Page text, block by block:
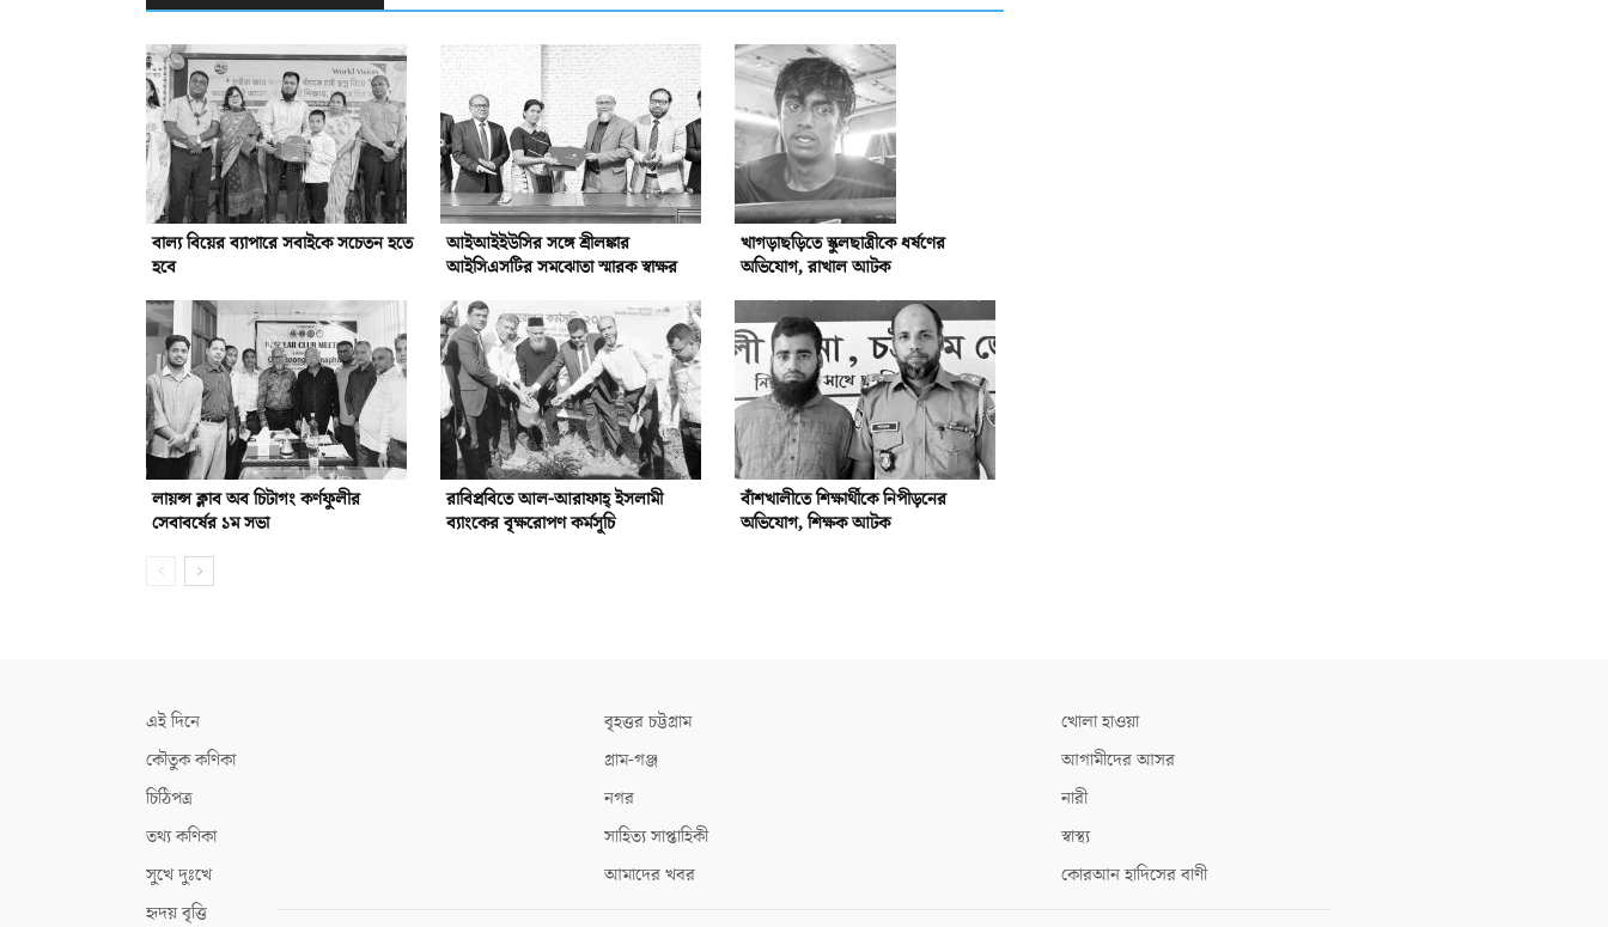
বাল্য বিয়ের ব্যাপারে সবাইকে সচেতন হতে
হবে
আইআইইউসির সঙ্গে শ্রীলঙ্কার
আইসিএসটির সমঝোতা স্মারক স্বাক্ষর
খাগড়াছড়িতে স্কুলছাত্রীকে ধর্ষণের
অভিযোগ, রাখাল আটক
লায়ন্স ক্লাব অব চিটাগং কর্ণফুলীর
সেবাবর্ষের ১ম সভা
রাবিপ্রবিতে আল-আরাফাহ্‌ ইসলামী
ব্যাংকের বৃক্ষরোপণ কর্মসূচি
বাঁশখালীতে শিক্ষার্থীকে নিপীড়নের
অভিযোগ, শিক্ষক আটক
এই দিনে
কৌতুক কণিকা
চিঠিপত্র
তথ্য কণিকা
সুখে দুঃখে
হৃদয় বৃত্তি
বৃহত্তর চট্টগ্রাম
গ্রাম-গঞ্জ
নগর
সাহিত্য সাপ্তাহিকী
আমাদের খবর
খোলা হাওয়া
আগামীদের আসর
নারী
স্বাস্থ্য
কোরআন হাদিসের বাণী